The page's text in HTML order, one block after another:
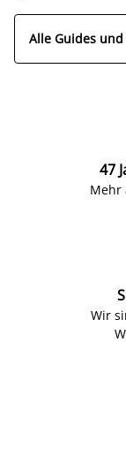
Alle Guides
47
Mehr
Wir